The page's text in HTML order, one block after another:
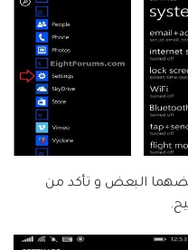
البعض و تأكد من